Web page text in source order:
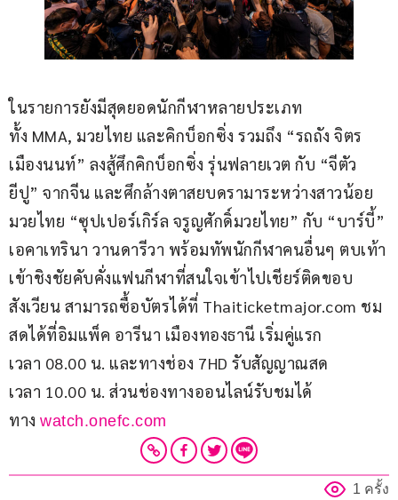
ในรายการยังมีสุดยอดนักกีฬาหลายประเภท
ทั้ง MMA, มวยไทย และคิกบ็อกซิ่ง รวมถึง “รถถัง จิตร
เมืองนนท์” ลงสู้ศึกคิกบ็อกซิ่ง รุ่นฟลายเวต กับ “จีตัว
ยีปู” จากจีน และศึกล้างตาสยบดรามาระหว่างสาวน้อย
มวยไทย “ซุปเปอร์เกิร์ล จรูญศักดิ์มวยไทย” กับ “บาร์บี้”
เอคาเทรินา วานดารีวา พร้อมทัพนักกีฬาคนอื่นๆ ตบเท้า
เข้าชิงชัยคับคั่งแฟนกีฬาที่สนใจเข้าไปเชียร์ติดขอบ
สังเวียน สามารถซื้อบัตรได้ที่ Thaiticketmajor.com ชม
สดได้ที่อิมแพ็ค อารีนา เมืองทองธานี เริ่มคู่แรก
เวลา 08.00 น. และทางช่อง 7HD รับสัญญาณสด
เวลา 10.00 น. ส่วนช่องทางออนไลน์รับชมได้
ทาง watch.onefc.com
1 ครั้ง